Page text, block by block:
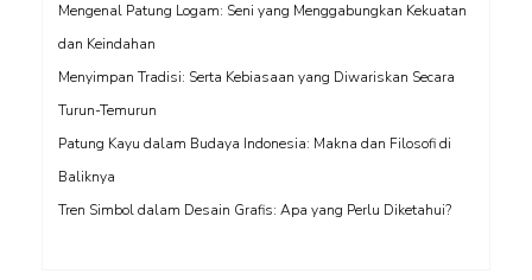
Mengenal Patung Logam: Seni yang Menggabungkan Kekuatan
dan Keindahan
Menyimpan Tradisi: Serta Kebiasaan yang Diwariskan Secara
Turun-Temurun
Patung Kayu dalam Budaya Indonesia: Makna dan Filosofi di
Baliknya
Tren Simbol dalam Desain Grafis: Apa yang Perlu Diketahui?